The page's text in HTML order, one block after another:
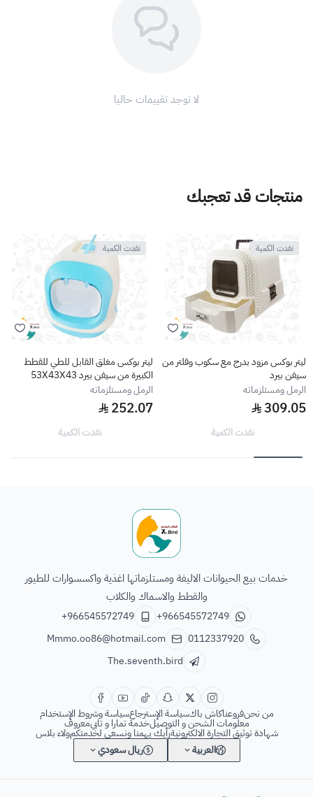
لا توجد تقييمات حاليا
منتجات قد تعجبك
نفدت الكمية
ليتر بوكس مزود بدرج مع سكوب وفلتر من
سيفن بيرد
الرمل ومستلزماته
309.05
نفدت الكمية
نفدت الكمية
ليتر بوكس مغلق القابل للطي للقطط
الكبيرة من سيفن بيرد 53X43X43
الرمل ومستلزماته
252.07
نفدت الكمية
خدمات بيع الحيوانات الاليفة ومستلزماتها اغذية واكسسوارات للطيور
والقطط والاسماك والكلاب
+966545572749
+966545572749
0112337920
Mmmo.oo86@hotmail.com
The.seventh.bird
من نحنفروعناكاش باكسياسة الإسترجاعسياسة وشروط الإستخدام
معلومات الشحن و التوصيلخدمة تمارا و تابيمعروف
شهادة توثيق التجارة الالكترونيةرأيك يهمنا ونسعى لخدمتكمولاء بلاس
العربية
ريال سعودي